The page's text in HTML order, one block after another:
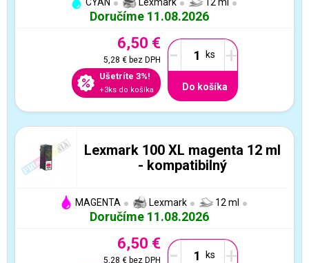
Doručíme 11.08.2026
6,50 €
5,28 €bez DPH
Ušetríte 3%!
+3ks do košíka
- +
Do košíka
Lexmark 100 XL magenta 12 ml
- kompatibilný
MAGENTA Lexmark 12 ml
Doručíme 11.08.2026
6,50 €
5,28 €bez DPH - +